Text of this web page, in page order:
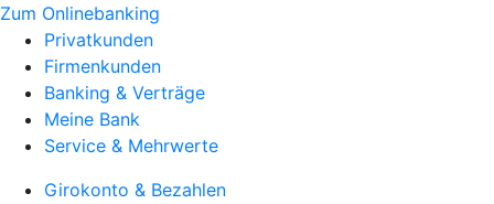
Zum Onlinebanking
Privatkunden
Firmenkunden
Banking & Verträge
Meine Bank
Service & Mehrwerte
Girokonto & Bezahlen